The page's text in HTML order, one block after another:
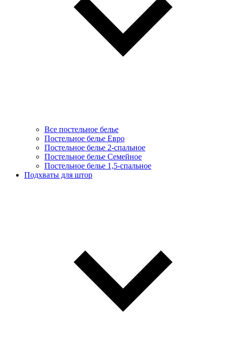
Все постельное белье
Постельное белье Евро
Постельное белье 2-спальное
Постельное белье Семейное
Постельное белье 1,5-спальное
Подхваты для штор